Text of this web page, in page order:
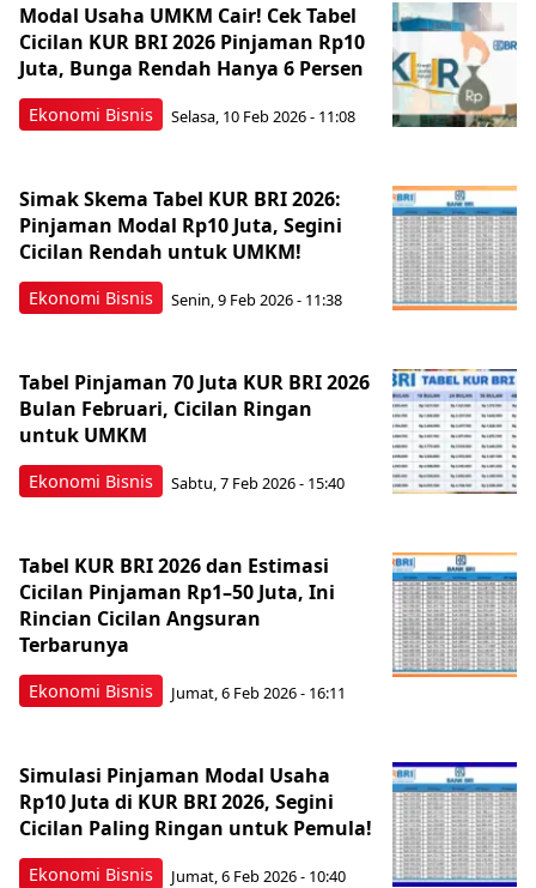
Ekonomi Bisnis
Modal Usaha UMKM Cair! Cek Tabel
Cicilan KUR BRI 2026 Pinjaman Rp10
Juta, Bunga Rendah Hanya 6 Persen
Selasa, 10 Feb 2026 - 11:08
Ekonomi Bisnis
Simak Skema Tabel KUR BRI 2026:
Pinjaman Modal Rp10 Juta, Segini
Cicilan Rendah untuk UMKM!
Senin, 9 Feb 2026 - 11:38
Ekonomi Bisnis
Tabel Pinjaman 70 Juta KUR BRI 2026
Bulan Februari, Cicilan Ringan
untuk UMKM
Sabtu, 7 Feb 2026 - 15:40
Ekonomi Bisnis
Tabel KUR BRI 2026 dan Estimasi
Cicilan Pinjaman Rp1–50 Juta, Ini
Rincian Cicilan Angsuran
Terbarunya
Jumat, 6 Feb 2026 - 16:11
Ekonomi Bisnis
Simulasi Pinjaman Modal Usaha
Rp10 Juta di KUR BRI 2026, Segini
Cicilan Paling Ringan untuk Pemula!
Jumat, 6 Feb 2026 - 10:40